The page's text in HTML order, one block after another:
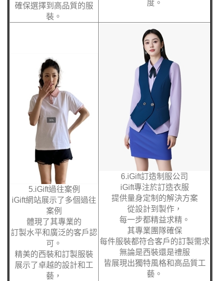
確保選擇到高品質的服
裝。
度。
5.iGift過往案例
iGift網站展示了多個過往
案例
體現了其專業的
訂製水平和廣泛的客戶認
可。
精美的西裝和訂製服裝
展示了卓越的設計和工
藝，
6.iGift訂造制服公司
iGift專注於訂造衣服
提供量身定制的解決方案
從設計到製作，
每一步都精益求精。
其專業團隊確保
每件服裝都符合客戶的訂製需求
無論是西裝還是禮服
皆展現出獨特風格和高品質工
藝。